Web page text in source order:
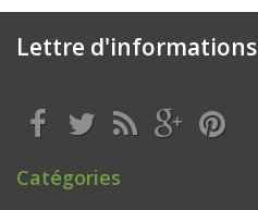
Lettre d'informations
Catégories